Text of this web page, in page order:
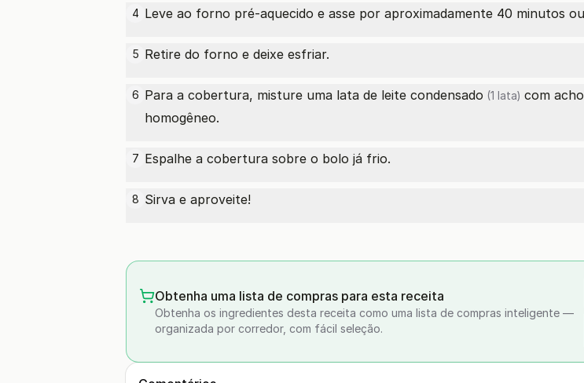
4 Leve ao forno pré-aquecido e asse por aproximadamente 40 minutos
5 Retire do forno e deixe esfriar.
6 Para a cobertura, misture uma lata de leite condensado (1 lata) com
homogêneo.
7 Espalhe a cobertura sobre o bolo já frio.
8 Sirva e aproveite!
Obtenha uma lista de compras para esta receita
Obtenha os ingredientes desta receita como uma lista de compras inteligente —
organizada por corredor, com fácil seleção.